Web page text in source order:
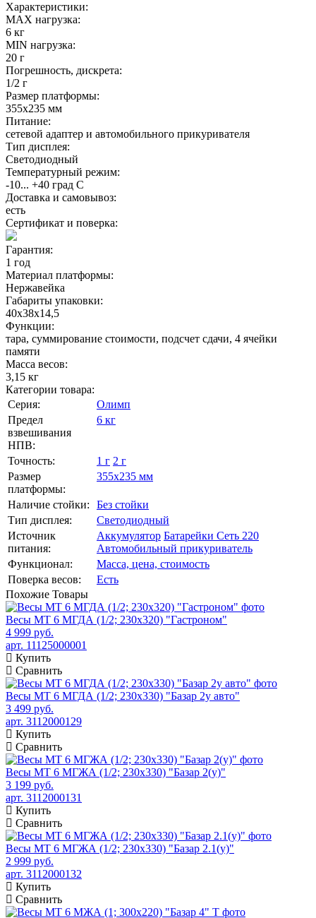
Характеристики:
MAX нагрузка:
6 кг
MIN нагрузка:
20 г
Погрешность, дискрета:
1/2 г
Размер платформы:
355х235 мм
Питание:
сетевой адаптер и автомобильного прикуривателя
Тип дисплея:
Светодиодный
Температурный режим:
-10... +40 град С
Доставка и самовывоз:
есть
Сертификат и поверка:
Гарантия:
1 год
Материал платформы:
Нержавейка
Габариты упаковки:
40х38х14,5
Функции:
тара, суммирование стоимости, подсчет сдачи, 4 ячейки
памяти
Масса весов:
3,15 кг
Категории товара:
Серия:
Олимп
Предел
взвешивания
НПВ:
6 кг
Точность: 1 г 2 г
Размер
платформы:
355х235 мм
Наличие стойки:
Без стойки
Тип дисплея:
Светодиодный
Источник
питания:
Аккумулятор Батарейки Сеть 220
Автомобильный прикуриватель
Функционал:
Масса, цена, стоимость
Поверка весов:
Есть
Похожие Товары
Весы МТ 6 МГДА (1/2; 230х320) "Гастроном"
4 999 руб.
арт. 11125000001
Купить
Сравнить
Весы МТ 6 МГДА (1/2; 230х330) "Базар 2у авто"
3 499 руб.
арт. 3112000129
Купить
Сравнить
Весы МТ 6 МГЖА (1/2; 230х330) "Базар 2(у)"
3 199 руб.
арт. 3112000131
Купить
Сравнить
Весы МТ 6 МГЖА (1/2; 230х330) "Базар 2.1(у)"
2 999 руб.
арт. 3112000132
Купить
Сравнить